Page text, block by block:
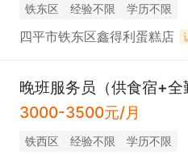
铁东区 经验不限 学历不限
四平市铁东区鑫得利蛋糕店
晚班服务员（供食宿+全
3000-3500元/月
铁西区 经验不限 学历不限